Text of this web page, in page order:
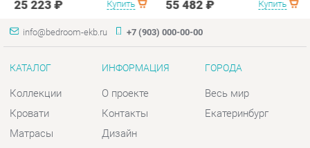
Кровати
Матрасы
Комоды
Шкафы
Контакты
Дизайн
Доставка и Оплата
Скидки и Акции
Екатеринбург